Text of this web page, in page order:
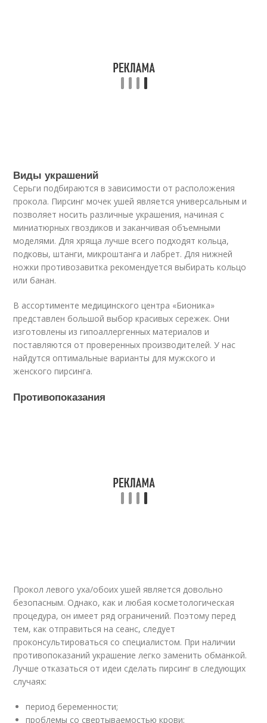
Виды украшений
Серьги подбираются в зависимости от расположения
прокола. Пирсинг мочек ушей является универсальным и
позволяет носить различные украшения, начиная с
миниатюрных гвоздиков и заканчивая объемными
моделями. Для хряща лучше всего подходят кольца,
подковы, штанги, микроштанга и лабрет. Для нижней
ножки противозавитка рекомендуется выбирать кольцо
или банан.
В ассортименте медицинского центра «Бионика»
представлен большой выбор красивых сережек. Они
изготовлены из гипоаллергенных материалов и
поставляются от проверенных производителей. У нас
найдутся оптимальные варианты для мужского и
женского пирсинга.
Противопоказания
Прокол левого уха/обоих ушей является довольно
безопасным. Однако, как и любая косметологическая
процедура, он имеет ряд ограничений. Поэтому перед
тем, как отправиться на сеанс, следует
проконсультироваться со специалистом. При наличии
противопоказаний украшение легко заменить обманкой.
Лучше отказаться от идеи сделать пирсинг в следующих
случаях:
период беременности;
проблемы со свертываемостью крови;